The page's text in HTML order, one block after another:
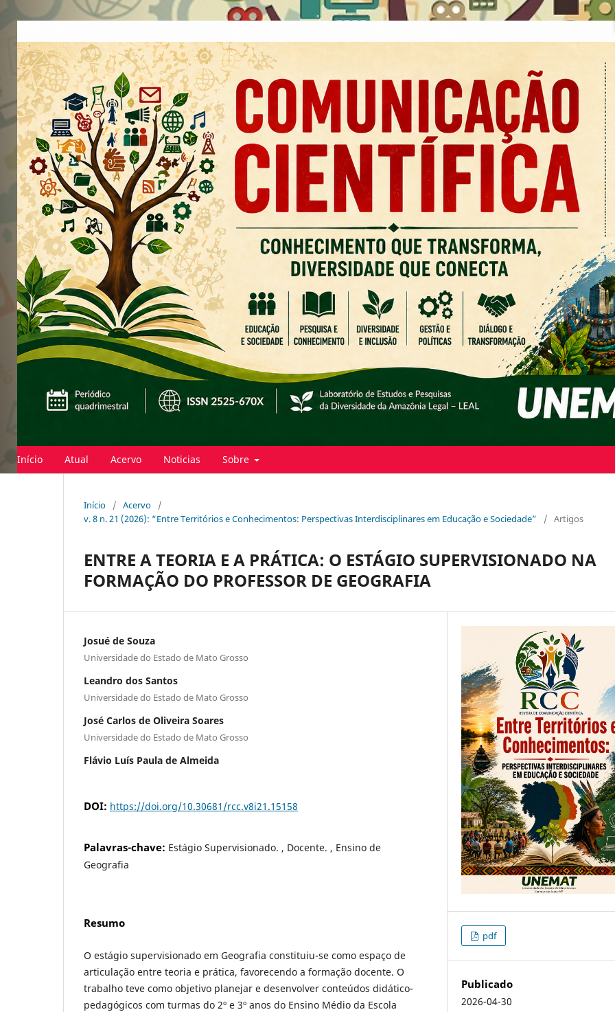
Início Atual Acervo Noticias Sobre
Início / Acervo
/
v. 8 n. 21 (2026): “Entre Territórios e Conhecimentos: Perspectivas Interdisciplinares em Educação e Sociedade”
/ Artigos
ENTRE A TEORIA E A PRÁTICA: O ESTÁGIO SUPERVISIONADO NA
FORMAÇÃO DO PROFESSOR DE GEOGRAFIA
Josué de Souza
Universidade do Estado de Mato Grosso
Leandro dos Santos
Universidade do Estado de Mato Grosso
José Carlos de Oliveira Soares
Universidade do Estado de Mato Grosso
Flávio Luís Paula de Almeida
DOI: https://doi.org/10.30681/rcc.v8i21.15158
Palavras-chave: Estágio Supervisionado. , Docente. , Ensino de
Geografia
Resumo
O estágio supervisionado em Geografia constituiu-se como espaço de
articulação entre teoria e prática, favorecendo a formação docente. O
trabalho teve como objetivo planejar e desenvolver conteúdos didático-
pedagógicos com turmas do 2º e 3º anos do Ensino Médio da Escola
pdf
Publicado
2026-04-30